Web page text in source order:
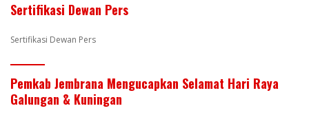
k
Sertifikasi Dewan Pers
Sertifikasi Dewan Pers
Pemkab Jembrana Mengucapkan Selamat Hari Raya
Galungan & Kuningan